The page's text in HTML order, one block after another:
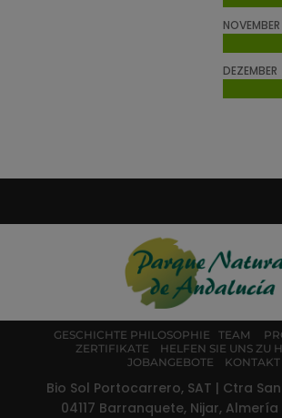
NOVEMBER
DEZEMBER
GESCHICHTE PHILOSOPHIE TEAM
ZERTIFIKATE
HELFEN SIE UNS ZU
JOBANGEBOTE
KONTAKT
Bio Sol Portocarrero, SAT | Ctra
04117 Barranquete, Nijar, Almería